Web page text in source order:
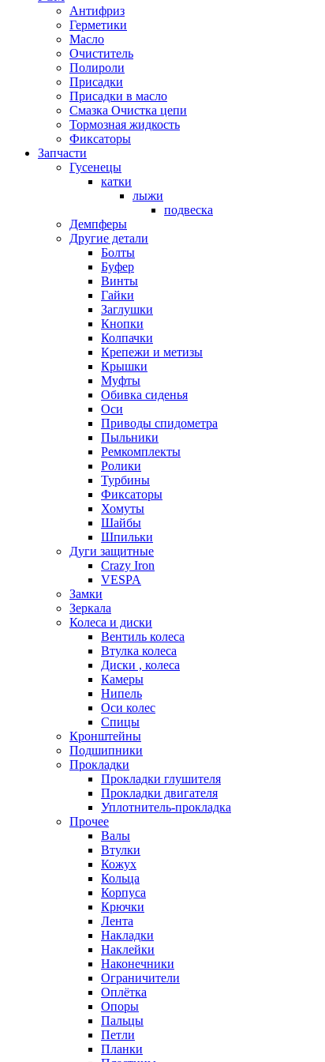
Антифриз
Герметики
Масло
Очиститель
Полироли
Присадки
Присадки в масло
Смазка Очистка цепи
Тормозная жидкость
Фиксаторы
Запчасти
Гусенецы
катки
лыжи
подвеска
Демпферы
Другие детали
Болты
Буфер
Винты
Гайки
Заглушки
Кнопки
Колпачки
Крепежи и метизы
Крышки
Муфты
Обивка сиденья
Оси
Приводы спидометра
Пыльники
Ремкомплекты
Ролики
Турбины
Фиксаторы
Хомуты
Шайбы
Шпильки
Дуги защитные
Crazy Iron
VESPA
Замки
Зеркала
Колеса и диски
Вентиль колеса
Втулка колеса
Диски , колеса
Камеры
Нипель
Оси колес
Спицы
Кронштейны
Подшипники
Прокладки
Прокладки глушителя
Прокладки двигателя
Уплотнитель-прокладка
Прочее
Валы
Втулки
Кожух
Кольца
Корпуса
Крючки
Лента
Накладки
Наклейки
Наконечники
Ограничители
Оплётка
Опоры
Пальцы
Петли
Планки